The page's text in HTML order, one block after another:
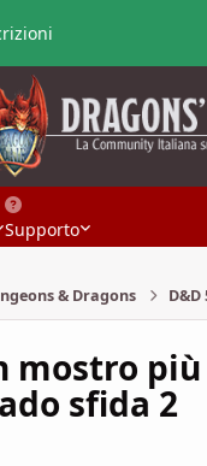
Supporto
& Dragons
mostro
sfida 2